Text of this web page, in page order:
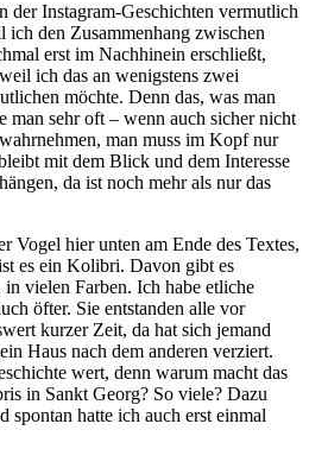
der Instagram-Geschichten vermutlich
ich den Zusammenhang zwischen
erst im Nachhinein erschließt,
ich das an wenigstens zwei
möchte. Denn das, was man
sehr oft – wenn auch sicher nicht
man muss im Kopf nur
mit dem Blick und dem Interesse
da ist noch mehr als nur das
Vogel hier unten am Ende des Textes,
es ein Kolibri. Davon gibt es
vielen Farben. Ich habe etliche
öfter. Sie entstanden alle vor
kurzer Zeit, da hat sich jemand
Haus nach dem anderen verziert.
wert, denn warum macht das
in Sankt Georg? So viele? Dazu
spontan hatte ich auch erst einmal